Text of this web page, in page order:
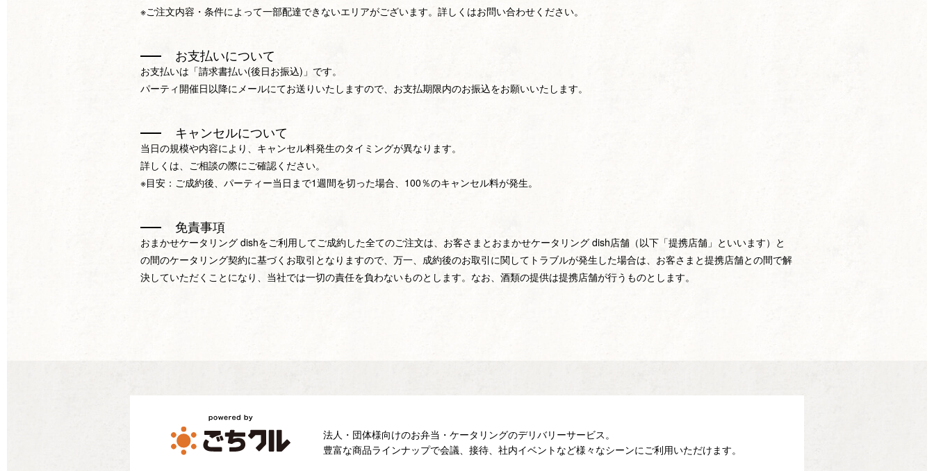
※ご注文内容・条件によって一部配達できないエリアがございます。詳しくはお問い合わせください。
お支払いについて
お支払いは「請求書払い(後日お振込)」です。
パーティ開催日以降にメールにてお送りいたしますので、お支払期限内のお振込をお願いいたします。
キャンセルについて
当日の規模や内容により、キャンセル料発生のタイミングが異なります。
詳しくは、ご相談の際にご確認ください。
※目安：ご成約後、パーティー当日まで1週間を切った場合、100％のキャンセル料が発生。
免責事項
おまかせケータリング dishをご利用してご成約した全てのご注文は、お客さまとおまかせケータリング dish店舗（以下「提携店舗」といいます）と
の間のケータリング契約に基づくお取引となりますので、万一、成約後のお取引に関してトラブルが発生した場合は、お客さまと提携店舗との間で解
決していただくことになり、当社では一切の責任を負わないものとします。なお、酒類の提供は提携店舗が行うものとします。
法人・団体様向けのお弁当・ケータリングのデリバリーサービス。
豊富な商品ラインナップで会議、接待、 社内イベントなど様々なシーンにご利用いただけます。